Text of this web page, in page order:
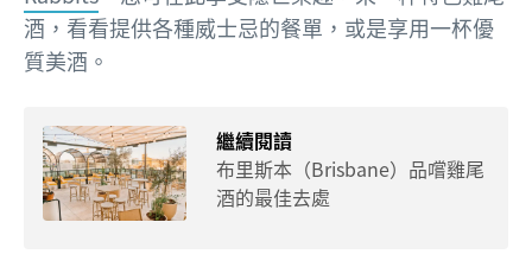
酒，看看提供各種威士忌的餐單，或是享用一杯優
質美酒。
繼續閱讀
布里斯本（Brisbane）品嚐雞尾
酒的最佳去處